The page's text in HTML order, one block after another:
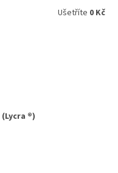
Ušetříte 0 Kč
(Lycra ®)